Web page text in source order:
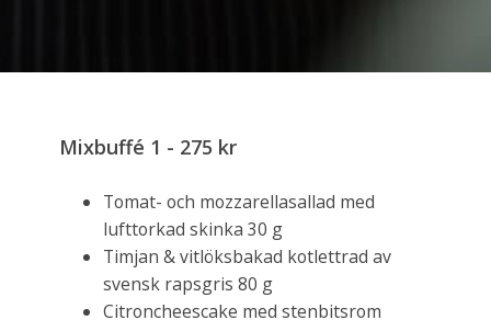
Mixbuffé 1 - 275 kr
Tomat- och mozzarellasallad med
lufttorkad skinka 30 g
Timjan & vitlöksbakad kotlettrad av
svensk rapsgris 80 g
Citroncheescake med stenbitsrom